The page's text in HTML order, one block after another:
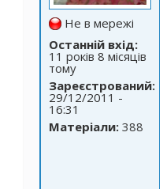
Не в мережі
Останній вхід:
11 років 8 місяців
тому
Зареєстрований:
29/12/2011 -
16:31
Матеріали: 388